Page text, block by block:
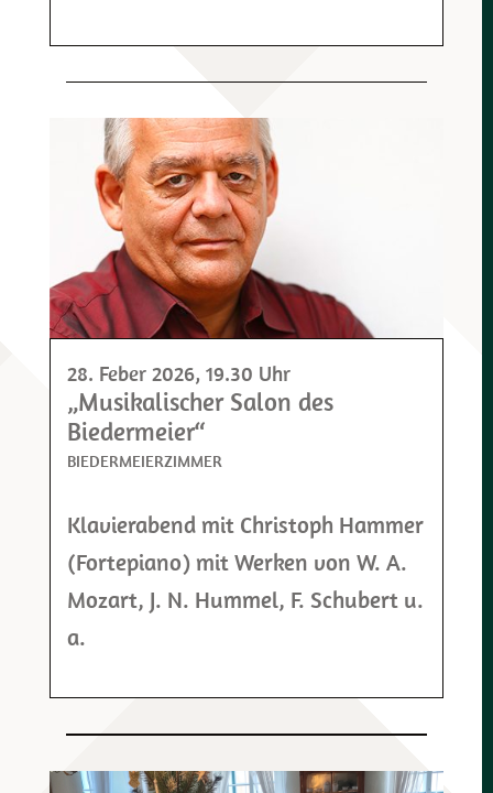
28. Feber 2026, 19.30 Uhr
„Musikalischer Salon des
Biedermeier“
BIEDERMEIERZIMMER
Klavierabend mit Christoph Hammer
(Fortepiano) mit Werken von W. A.
Mozart, J. N. Hummel, F. Schubert u.
a.